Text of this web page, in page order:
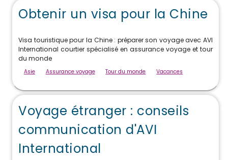
Obtenir un visa pour la Chine
Visa touristique pour la Chine : préparer son voyage avec AVI
International courtier spécialisé en assurance voyage et tour
du monde
Asie Assurance voyage Tour du monde Vacances
Voyage étranger : conseils
communication d'AVI
International